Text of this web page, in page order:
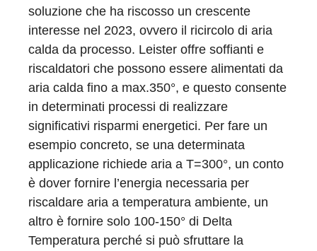
soluzione che ha riscosso un crescente
interesse nel 2023, ovvero il ricircolo di aria
calda da processo. Leister offre soffianti e
riscaldatori che possono essere alimentati da
aria calda fino a max.350°, e questo consente
in determinati processi di realizzare
significativi risparmi energetici. Per fare un
esempio concreto, se una determinata
applicazione richiede aria a T=300°, un conto
è dover fornire l’energia necessaria per
riscaldare aria a temperatura ambiente, un
altro è fornire solo 100-150° di Delta
Temperatura perché si può sfruttare la